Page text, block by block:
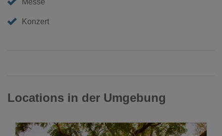
Konzert
Locations in der Umgebung